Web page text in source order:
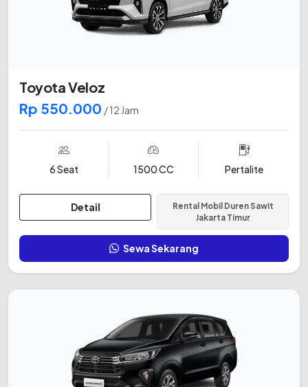
Toyota Veloz
Rp 550.000 / 12 Jam
6 Seat 1500 CC Pertalite
Detail
Rental Mobil Duren Sawit
Jakarta Timur
Sewa Sekarang